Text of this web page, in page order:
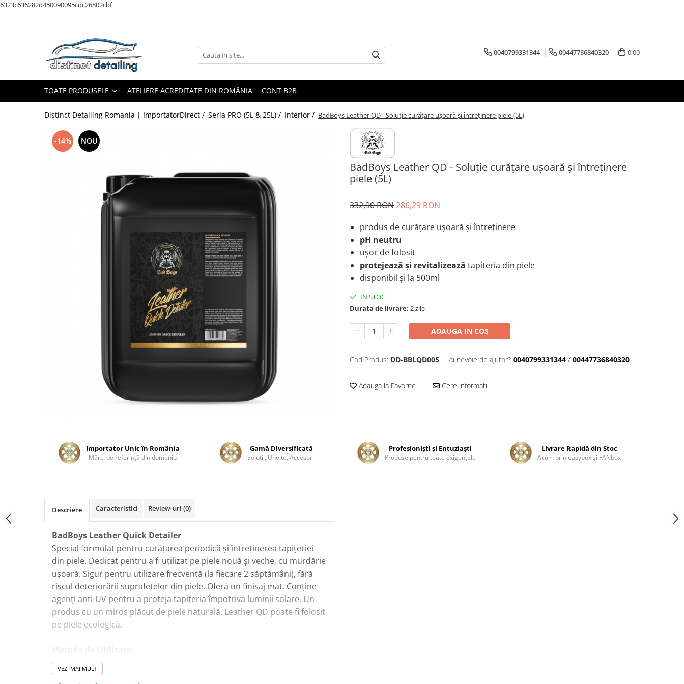
6323c636282d450090095cdc26802cbf
Aparate şi Unelte
Unelte Tornador®
Piese de Schimb Tornador®
Talere şi Piese de Schimb
Lămpi Inspecţie şi Lucru
Plastice
Recondiţionare Piele
Mănuşi Spălare
Prosoape Uscare
Accesorii Detailing Auto
Pulverizatoare
0040799331344 00447736840320 0,00
TOATE PRODUSELE ATELIERE ACREDITATE DIN ROMÂNIA CONT B2B
Distinct Detailing Romania | ImportatorDirect / Seria PRO (5L & 25L) / Interior / BadBoys Leather QD - Soluție curățare ușoară şi întreținere piele (5L)
BadBoys Leather QD - Soluție curățare ușoară şi întreținere
piele (5L)
-14% NOU
332,90 RON286,29 RON
produs de curățare ușoară și întreținere
pH neutru
ușor de folosit
protejează și revitalizează tapițeria din piele
disponibil și la 500ml
IN STOC
Durata de livrare: 2 zile
ADAUGA IN COS
Cod Produs: DD-BBLQD005 Ai nevoie de ajutor? 0040799331344 / 00447736840320
Adauga la Favorite Cere informatii
Importator Unic în România
Mărci de referinţă din domeniu
Gamă Diversificată
Soluţii, Unelte, Accesorii
Profesionişti şi Entuziaşti
Produse pentru toate exigenţele
Livrare Rapidă din Stoc
Acum prin easybox şi FANbox
Descriere Caracteristici Review-uri (0)
BadBoys Leather Quick Detailer
Special formulat pentru curățarea periodică și întreținerea tapițeriei
din piele. Dedicat pentru a fi utilizat pe piele nouă și veche, cu murdărie
ușoară. Sigur pentru utilizare frecventă (la fiecare 2 săptămâni), fără
riscul deteriorării suprafețelor din piele. Oferă un finisaj mat. Conține
agenți anti-UV pentru a proteja tapițeria împotriva luminii solare. Un
produs cu un miros plăcut de piele naturală. Leather QD poate fi folosit
pe piele ecologică.
Agitați flaconul înainte de utilizare, aplicați cu un pulverizator pe o
microfibră moale și ștergeți suprafața
VEZI MAI MULT